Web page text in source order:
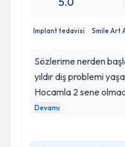
Implant tedavisi Smile Art
Sözlerime nerden
yıldır diş problemi
Hocamla 2 sene
bıraktım. Damakta
implant ameliyatımı
Devamı